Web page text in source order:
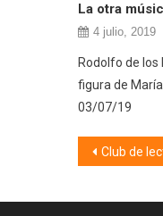
La otra
4 julio, 2019
Rodolfo de los
figura de
03/07/19
Club de lectura